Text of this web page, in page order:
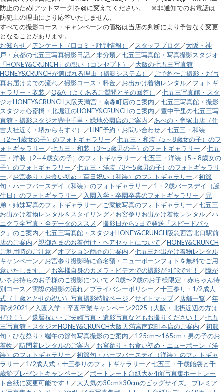
防止のため[アットマーク]を@に変えてください。 ※非通知でのお電話は
防犯上の理由により応答いたしません。
すべての撮影コース・キャンペーンの価格は当店の判断により予告なく変更
となることがあります。
お知らせ／アンケート（口コミ・評判情報） ／ スタッフブログ／大阪・神
戸・京都の七五三写真撮影日記／未分類／七五三写真館・写真撮影スタジオ
「HONEY&CRUNCH」の想い（コンセプト）
／大阪の七五三写真館
HONEY&CRUNCHが選ばれる理由（撮影システム）
／ ご予約〜ご撮影・お写
真お届けまでの流れ／撮影コース・料金／お出かけ着物レンタル／フォトギ
ャラリー・衣装 ／Q&A（よくあるご質問とその回答） ／七五三写真館・スタ
ジオHONEY&CRUNCH大阪天満宮・南森町店のご案内 ／七五三写真館・撮影
スタジオ心斎橋・北堀江のHONEY&CRUNCHのご案内 ／豊中千里の七五三写
真館・撮影スタジオ豊中千里・緑地公園店のご案内 ／あべの・帝塚山店（住
吉大社近く・堺からもすぐ）
／LINE予約・お問い合わせ／七五三・和装
（2〜4歳女の子）のフォトギャラリー ／七五三・和装（5～8歳女の子）のフ
ォトギャラリー ／七五三・和装（3〜5歳男の子）のフォトギャラリー ／七五
三・洋装（2～4歳女の子）のフォトギャラリー ／七五三・洋装（5～8歳女の
子）のフォトギャラリー ／七五三・洋装（3〜5歳男の子）のフォトギャラリ
ー ／お宮参り・お食い初め・百日祝い（和装）のフォトギャラリー ／初節
句・ハーフバースデイ（和装）のフォトギャラリー ／1・2歳バースデイ（誕
生日）のフォトギャラリー ／ 入園入学・卒園卒業のフォトギャラリー ／ 兄
弟・姉妹写真のフォトギャラリー ／ ご家族写真のフォトギャラリー ／七五三
お出かけ着物レンタル＆スタイリング／お宮参りお出かけ着物レンタル／ハ
ニクラ全写真・全データのススメ ／撮影日から5日で発送「スピードパッ
ク」のご案内 ／七五三写真館・スタジオHONEY&CRUNCH阪急西宮北口駅前
店のご案内 ／親御さまのお着付け・ヘアセットについて ／HONEY&CRUNCH
ご利用時のご注意／オプション商品のご案内 ／七五三お出かけ着物レンタル
キャンペーン ／お宮参り撮影時に命名額・ニューボーンフォトを無料でご用
意いたします。
／お客様自身のカメラ・ビデオでの撮影が可能です！ ／障が
いをお持ちのお子様のご撮影について ／0歳〜2歳のお子様限定・赤ちゃん特
別コース ／実際の撮影の流れ／プライバシーポリシー ／十三参り・1/2成人
式（十歳ととせの祝い）写真撮影特設ページ ／サイトマップ／ 店舗一覧 ／年
賀状2021 ／ 入園入学・卒園卒業キャンペーン2025（大阪・北摂近辺の方は
ぜひ！）
／還暦祝い・ご夫婦写真・遺影写真などもお撮りください！ ／七五
三写真館・スタジオHONEY&CRUNCH大阪天満宮南森町本店のご案内 ／初節
句・ひな祭り・端午の節句写真撮影のご案内 ／125cm〜165cm・男の子のお
着物 ／訪問着レンタルのご案内 ／お宮参り・お食い初め・ニューボーン（洋
装）のフォトギャラリー ／初節句・ハーフバースデイ（洋装）のフォトギャ
ラリー ／1/2成人式・十三参りのフォトギャラリー ／七五三・千歳飴袋と千
歳飴プレゼントキャンペーン ／ポートレート台紙大を4面写真集ポートレー
ト台紙に変更可能です！ ／大人気の30cm×30cmのビッグサイズ。 プレミア